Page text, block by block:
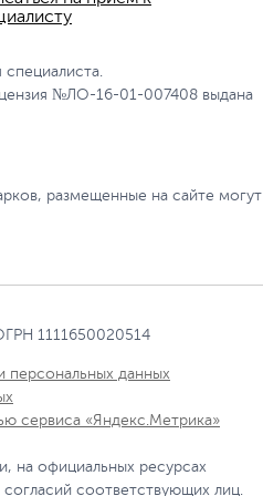
№ЛО-16-01-007408 выдана
размещенные на сайте могут
1111650020514
персональных данных
сервиса «Яндекс.Метрика»
на официальных ресурсах
соответствующих лиц.